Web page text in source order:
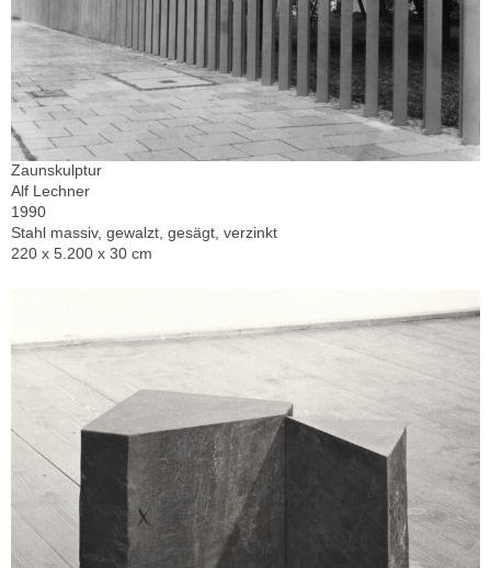
Zaunskulptur
Alf Lechner
1990
Stahl massiv, gewalzt, gesägt, verzinkt
220 x 5.200 x 30 cm